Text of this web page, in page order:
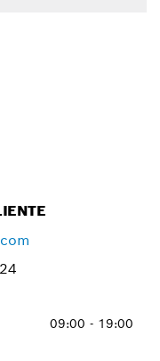
09:00 - 19:00